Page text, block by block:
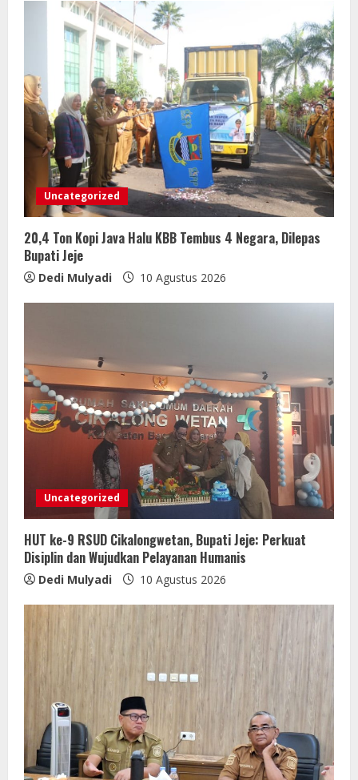
Uncategorized
20,4 Ton Kopi Java Halu KBB Tembus 4 Negara, Dilepas
Bupati Jeje
Dedi Mulyadi 10 Agustus 2026
Uncategorized
HUT ke-9 RSUD Cikalongwetan, Bupati Jeje: Perkuat
Disiplin dan Wujudkan Pelayanan Humanis
Dedi Mulyadi 10 Agustus 2026